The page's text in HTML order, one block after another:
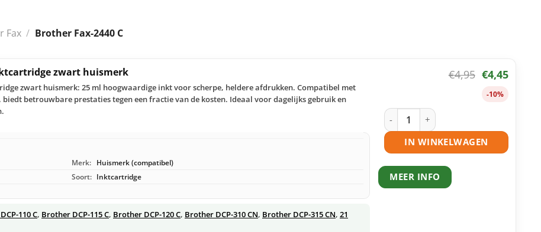
Fax / Brother Fax-2440 C
zwart huismerk
zwart huismerk: 25 ml hoogwaardige inkt voor scherpe, heldere afdrukken. Compatibel met
betrouwbare prestaties tegen een fractie van de kosten. Ideaal voor dagelijks gebruik en
Merk: Huismerk (compatibel)
Soort: Inktcartridge
110 C, Brother DCP-115 C, Brother DCP-120 C, Brother DCP-310 CN, Brother DCP-315 CN, 21
€4,95 €4,45
-10%
Brother LC900 BK inktcartridge zwart
IN WINKELWAGEN
MEER INFO